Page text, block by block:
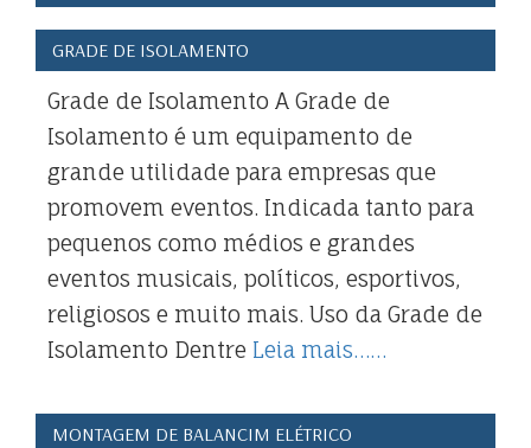
GRADE DE ISOLAMENTO
Grade de Isolamento A Grade de
Isolamento é um equipamento de
grande utilidade para empresas que
promovem eventos. Indicada tanto para
pequenos como médios e grandes
eventos musicais, políticos, esportivos,
religiosos e muito mais. Uso da Grade de
Isolamento Dentre Leia mais……
MONTAGEM DE BALANCIM ELÉTRICO